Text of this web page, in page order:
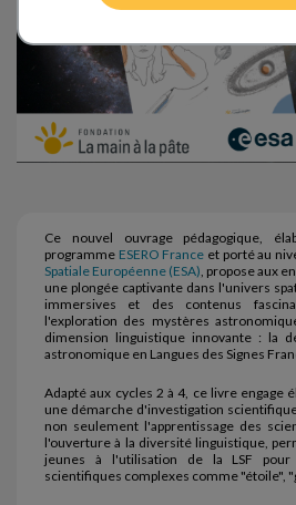
Ce nouvel ouvrage pédagogique,
programme ESERO France et porté au
Spatiale Européenne (ESA), propose aux
une plongée captivante dans l'univers
immersives et des contenus
l'exploration des mystères
dimension linguistique innovante : la
astronomique en Langues des Signes
Adapté aux cycles 2 à 4, ce livre engage
une démarche d'investigation
non seulement l'apprentissage des
l'ouverture à la diversité linguistique,
jeunes à l'utilisation de la LSF pour
scientifiques complexes comme "étoile",